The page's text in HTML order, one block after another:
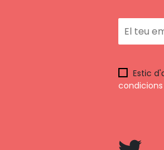
Estic
condicions